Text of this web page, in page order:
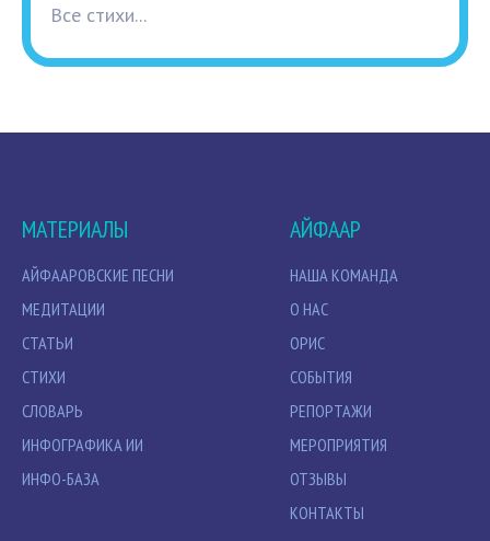
Все стихи...
МАТЕРИАЛЫ
АЙФААРОВСКИЕ ПЕСНИ
МЕДИТАЦИИ
СТАТЬИ
СТИХИ
СЛОВАРЬ
ИНФОГРАФИКА ИИ
ИНФО-БАЗА
АЙФААР
НАША КОМАНДА
О НАС
ОРИС
СОБЫТИЯ
РЕПОРТАЖИ
МЕРОПРИЯТИЯ
ОТЗЫВЫ
КОНТАКТЫ